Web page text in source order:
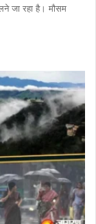
जा रहा है। मौसम